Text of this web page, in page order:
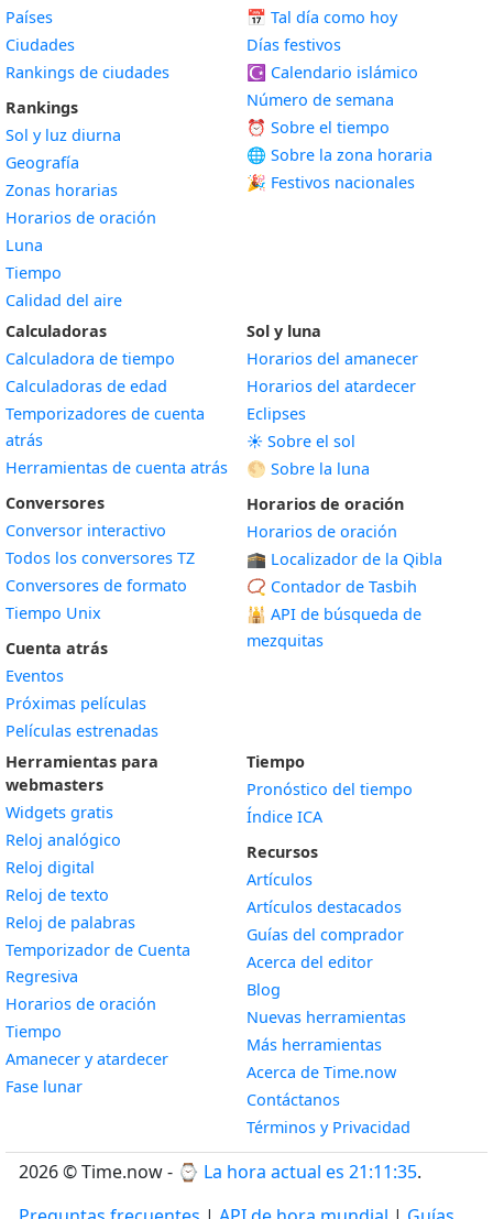
Países
Ciudades
Rankings de ciudades
Rankings
Sol y luz diurna
Geografía
Zonas horarias
Horarios de oración
Luna
Tiempo
Calidad del aire
📅 Tal día como hoy
Días festivos
☪️ Calendario islámico
Número de semana
⏰ Sobre el tiempo
🌐 Sobre la zona horaria
🎉 Festivos nacionales
Calculadoras
Calculadora de tiempo
Calculadoras de edad
Temporizadores de cuenta
atrás
Herramientas de cuenta atrás
Conversores
Conversor interactivo
Todos los conversores TZ
Conversores de formato
Tiempo Unix
Cuenta atrás
Eventos
Próximas películas
Películas estrenadas
Sol y luna
Horarios del amanecer
Horarios del atardecer
Eclipses
☀️ Sobre el sol
🌕 Sobre la luna
Horarios de oración
Horarios de oración
🕋 Localizador de la Qibla
📿 Contador de Tasbih
🕌 API de búsqueda de
mezquitas
Herramientas para
webmasters
Widgets gratis
Reloj analógico
Reloj digital
Reloj de texto
Reloj de palabras
Temporizador de Cuenta
Regresiva
Horarios de oración
Tiempo
Amanecer y atardecerWidget
Fase lunarWidget
Tiempo
Pronóstico del tiempo
Índice ICA
Recursos
Artículos
Artículos destacados
Guías del comprador
Acerca del editor
Blog
Nuevas herramientas
Más herramientas
Acerca de Time.now
Contáctanos
Términos y Privacidad
2026 © Time.now - ⌚ La hora actual es 21:11:35.